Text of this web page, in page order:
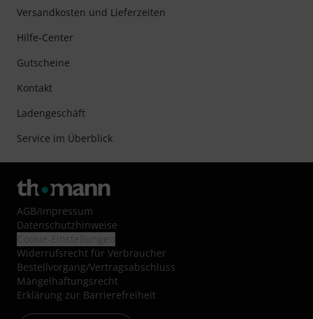
Versandkosten und Lieferzeiten
Hilfe-Center
Gutscheine
Kontakt
Ladengeschäft
Service im Überblick
AGB/Impressum
Datenschutzhinweise
Widerrufsrecht für Verbraucher
Bestellvorgang/Vertragsabschluss
Mängelhaftungsrecht
Erklärung zur Barrierefreiheit